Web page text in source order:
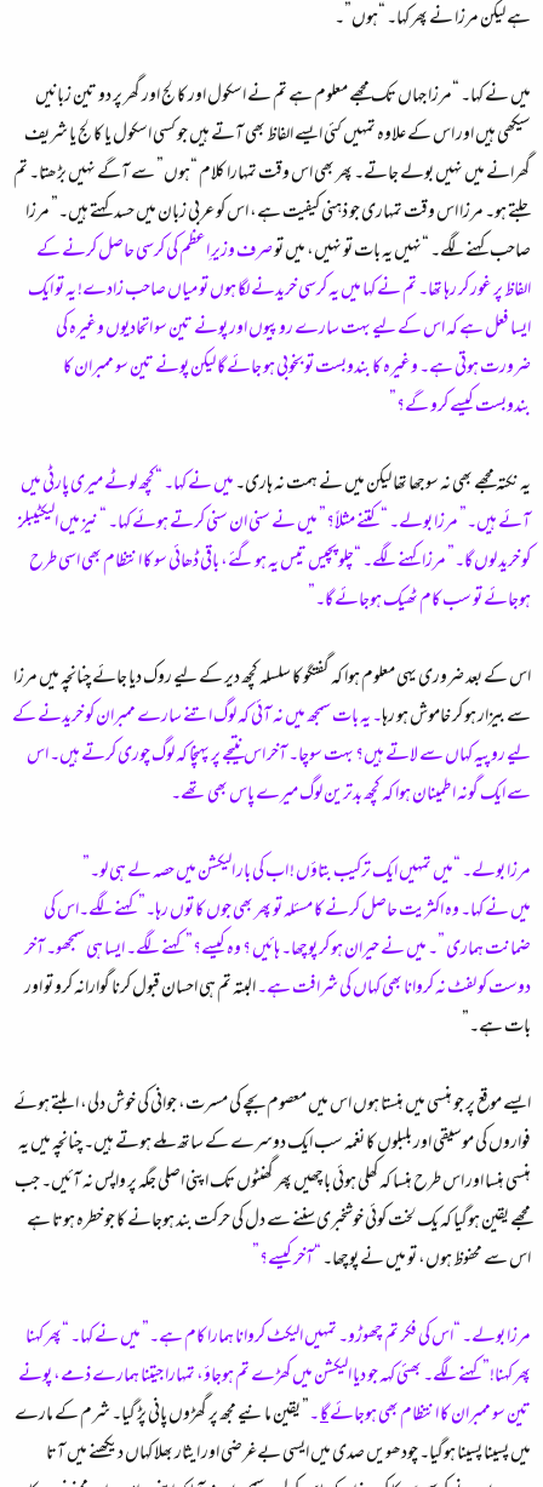
ہے لیکن مرزا نے پھر کہا۔ “ہوں”۔
میں نے کہا۔ “مرزا جہاں تک مجھے معلوم ہے تم نے اسکول اور کالج اور گھر پر دو تین زبانیں
سیکھی ہیں اور اس کے علاوہ تمہیں کئی ایسے الفاظ بھی آتے ہیں جو کسی اسکول یا کالج یا شریف
گھرانے میں نہیں بولے جاتے۔ پھر بھی اس وقت تمہارا کلام “ہوں” سے آگے نہیں بڑھتا۔ تم
جلتے ہو۔ مرزا اس وقت تمہاری جو ذہنی کیفیت ہے، اس کو عربی زبان میں حسد کہتے ہیں۔” مرزا
صاحب کہنے لگے۔ “نہیں یہ بات تو نہیں، میں توصرف وزیرِ اعظم کی کرسی حاصل کرنے کے
الفاظ پر غور کر رہا تھا۔ تم نے کہا میں یہ کرسی خریدنے لگا ہوں تو میاں صاحب زادے! یہ تو ایک
ایسا فعل ہے کہ اس کے ليے بہت سارے روپیوں اور پونے تین سو اتحادیوں وغیرہ کی
ضرورت ہوتی ہے۔ وغیرہ کا بندوبست تو بخوبی ہو جائے گا لیکن پونے تین سو ممبران کا
بندوبست کیسے کرو گے؟”
یہ نکتہ مجھے بھی نہ سوجھا تھا لیکن میں نے ہمت نہ ہاری۔میں نے کہا۔ “کچھ لوٹے میری پارٹی میں
آئے ہیں۔” مرزا بولے۔ “کتنے مثلاً؟” میں نے سنی ان سنی کرتے ہوئے کہا۔ “ نیز میں الیکٹیبلز
کو خرید لوں گا۔” مرزا کہنے لگے۔ “چلو پچیس تیس یہ ہوگئے، باقی ڈھائی سو کا انتظام بھی اسی طرح
ہوجائے تو سب کام ٹھیک ہوجائے گا۔”
اس کے بعد ضروری یہی معلوم ہوا کہ گفتگو کا سلسلہ کچھ دیر کے ليے روک دیا جائے چنانچہ میں مرزا
سے بیزار ہو کر خاموش ہو رہا۔ یہ بات سمجھ میں نہ آئی کہ لوگ اتنے سارے ممبران کو خریدنے کے
لیے روپیہ کہاں سے لاتے ہیں؟ بہت سوچا۔ آخر اس نتیجے پر پہنچا کہ لوگ چوری کرتے ہیں۔ اس
سے ایک گونہ اطمینان ہوا کہ کچھ بدترین لوگ میرے پاس بھی تھے۔
مرزا بولے۔ “میں تمہیں ایک ترکیب بتاؤں ! اب کی بار الیکشن میں حصہ لے ہی لو۔”
میں نے کہا۔ وہ اکثریت حاصل کرنے کا مسئلہ تو پھر بھی جوں کا توں رہا۔” کہنے لگے۔اس کی
ضمانت ہماری ”۔ میں نے حیران ہو کر پوچھا۔ ہائیں ؟ وہ کیسے؟” کہنے لگے۔ ایسا ہی سمجھو۔ آخر
دوست کو لفٹ نہ کروانا بھی کہاں کی شرافت ہے۔البتہ تم ہی احسان قبول کرنا گوارانہ کرو تو اور
بات ہے۔”
ایسے موقع پر جو ہنسی میں ہنستا ہوں اس میں معصوم بچے کی مسرت، جوانی کی خوش دلی، ابلتے ہوئے
فواروں کی موسیقی اور بلبلوں کا نغمہ سب ایک دوسرے کے ساتھ ملے ہوتے ہیں۔ چنانچہ میں یہ
ہنسی ہنسا اور اس طرح ہنسا کہ کھلی ہوئی باچھیں پھر گھنٹوں تک اپنی اصلی جگہ پر واپس نہ آئیں۔ جب
مجھے یقین ہوگیا کہ یک لخت کوئی خوشخبری سننے سے دل کی حرکت بند ہوجانے کا جو خطرہ ہوتا ہے
اس سے محفوظ ہوں، تو میں نے پوچھا۔“آخر کیسے؟”
مرزا بولے۔ “اس کی فکر تم چھوڑو۔ تمہیں الیکٹ کروانا ہمارا کام ہے۔” میں نے کہا۔ “پھر کہنا
پھر کہنا!” کہنے لگے۔ بھئی کہہ جو دیا الیکشن میں کھڑے تم ہوجاؤ، تمہارا جیتنا ہمارے ذمے، پونے
تین سو ممبران کا انتظام بھی ہوجائےگا۔ ” یقین مانیے مجھ پر گھڑوں پانی پڑ گیا۔ شرم کے مارے
میں پسینا پسینا ہوگیا۔ چودھویں صدی میں ایسی بےغرضی اور ایثار بھلا کہاں دیکھنے میں آتا